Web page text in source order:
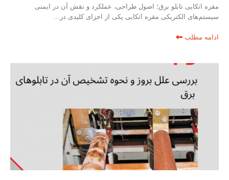
مقره اتکایی تابلو برق؛ اصول طراحی، عملکرد و نقش آن در ایمنی
سیستم‌های الکتریکی مقره اتکایی یکی از اجزای کلیدی در...
ادامه مطلب